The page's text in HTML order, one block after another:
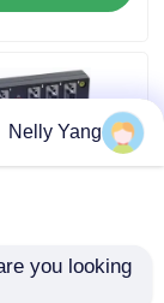
درخواست نقل
Nelly Yang
you looking